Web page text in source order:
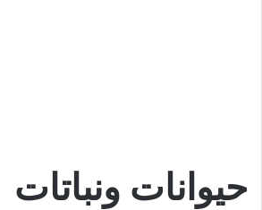
حيوانات ونباتات